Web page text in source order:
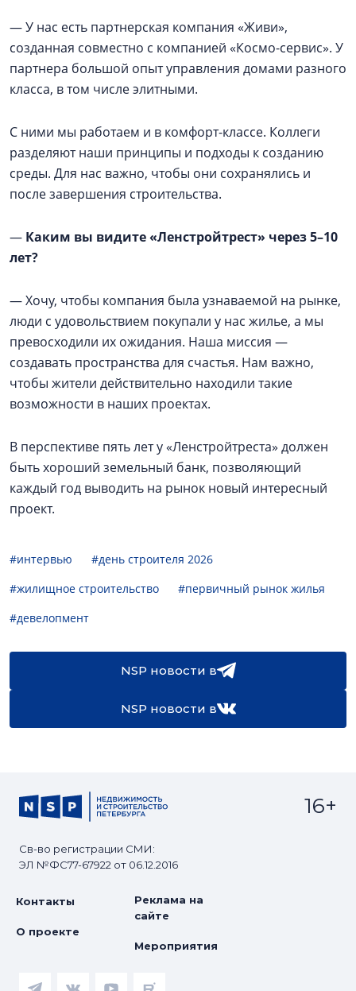
— У нас есть партнерская компания «Живи»,
созданная совместно с компанией «Космо-сервис». У
партнера большой опыт управления домами разного
класса, в том числе элитными.
С ними мы работаем и в комфорт-классе. Коллеги
разделяют наши принципы и подходы к созданию
среды. Для нас важно, чтобы они сохранялись и
после завершения строительства.
— Каким вы видите «Ленстройтрест» через 5–10
лет?
— Хочу, чтобы компания была узнаваемой на рынке,
люди с удовольствием покупали у нас жилье, а мы
превосходили их ожидания. Наша миссия —
создавать пространства для счастья. Нам важно,
чтобы жители действительно находили такие
возможности в наших проектах.
В перспективе пять лет у «Ленстройтреста» должен
быть хороший земельный банк, позволяющий
каждый год выводить на рынок новый интересный
проект.
#интервью
#день строителя 2026
#жилищное строительство
#первичный рынок жилья
#девелопмент
NSP новости в
NSP новости в
Св-во регистрации СМИ:
ЭЛ №ФС77-67922 от 06.12.2016
16+
Контакты
О проекте
Реклама на
сайте
Мероприятия